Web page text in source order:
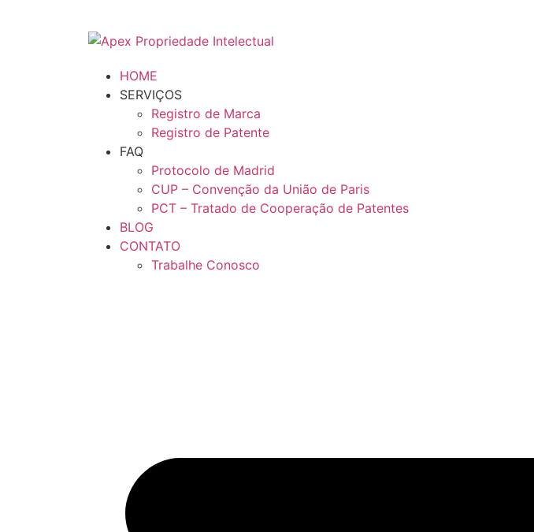
HOME
SERVIÇOS
Registro de Marca
Registro de Patente
FAQ
Protocolo de Madrid
CUP – Convenção da União de Paris
PCT – Tratado de Cooperação de Patentes
BLOG
CONTATO
Trabalhe Conosco